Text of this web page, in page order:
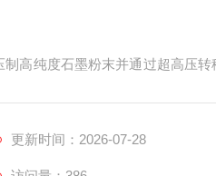
高纯度石墨粉末并通过超高压转
更新时间：2026-07-28